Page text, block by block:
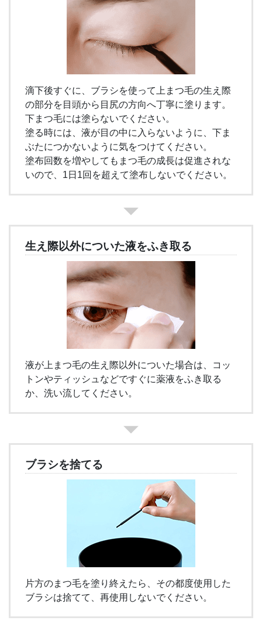
滴下後すぐに、ブラシを使って上まつ毛の生え際
の部分を目頭から目尻の方向へ丁寧に塗ります。
下まつ毛には塗らないでください。
塗る時には、液が目の中に入らないように、下ま
ぶたにつかないように気をつけてください。
塗布回数を増やしてもまつ毛の成長は促進されな
いので、1日1回を超えて塗布しないでください。
生え際以外についた液をふき取る
液が上まつ毛の生え際以外についた場合は、コッ
トンやティッシュなどですぐに薬液をふき取る
か、洗い流してください。
ブラシを捨てる
片方のまつ毛を塗り終えたら、その都度使用した
ブラシは捨てて、再使用しないでください。